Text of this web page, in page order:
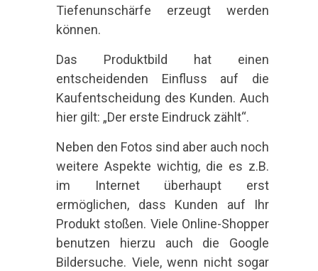
Tiefenunschärfe erzeugt werden
können.
Das Produktbild hat einen
entscheidenden Einfluss auf die
Kaufentscheidung des Kunden. Auch
hier gilt: „Der erste Eindruck zählt“.
Neben den Fotos sind aber auch noch
weitere Aspekte wichtig, die es z.B.
im Internet überhaupt erst
ermöglichen, dass Kunden auf Ihr
Produkt stoßen. Viele Online-Shopper
benutzen hierzu auch die Google
Bildersuche. Viele, wenn nicht sogar